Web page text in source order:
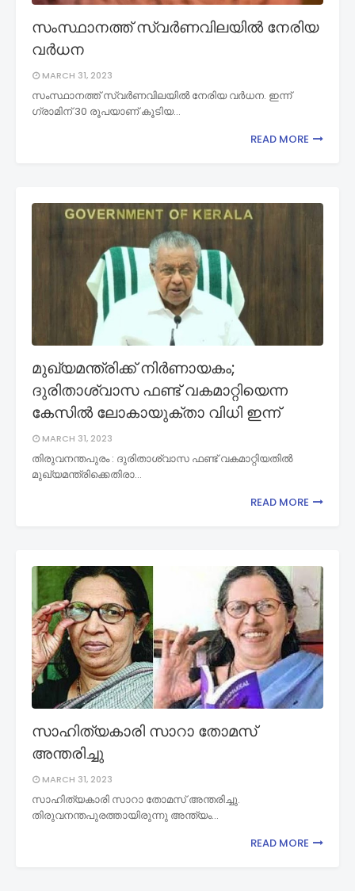
സംസ്ഥാനത്ത് സ്വർണവിലയിൽ നേരിയ
വർധന
MARCH 31, 2023
സംസ്ഥാനത്ത് സ്വർണവിലയിൽ നേരിയ വർധന. ഇന്ന്
ഗ്രാമിന് 30 രൂപയാണ് കൂടിയ…
READ MORE
മുഖ്യമന്ത്രിക്ക് നിർണായകം;
ദുരിതാശ്വാസ ഫണ്ട് വകമാറ്റിയെന്ന
കേസിൽ ലോകായുക്താ വിധി ഇന്ന്
MARCH 31, 2023
തിരുവനന്തപുരം : ദുരിതാശ്വാസ ഫണ്ട് വകമാറ്റിയതിൽ
മുഖ്യമന്ത്രിക്കെതിരാ…
READ MORE
സാഹിത്യകാരി സാറാ തോമസ്
അന്തരിച്ചു
MARCH 31, 2023
സാഹിത്യകാരി സാറാ തോമസ് അന്തരിച്ചു.
തിരുവനന്തപുരത്തായിരുന്നു അന്ത്യം…
READ MORE